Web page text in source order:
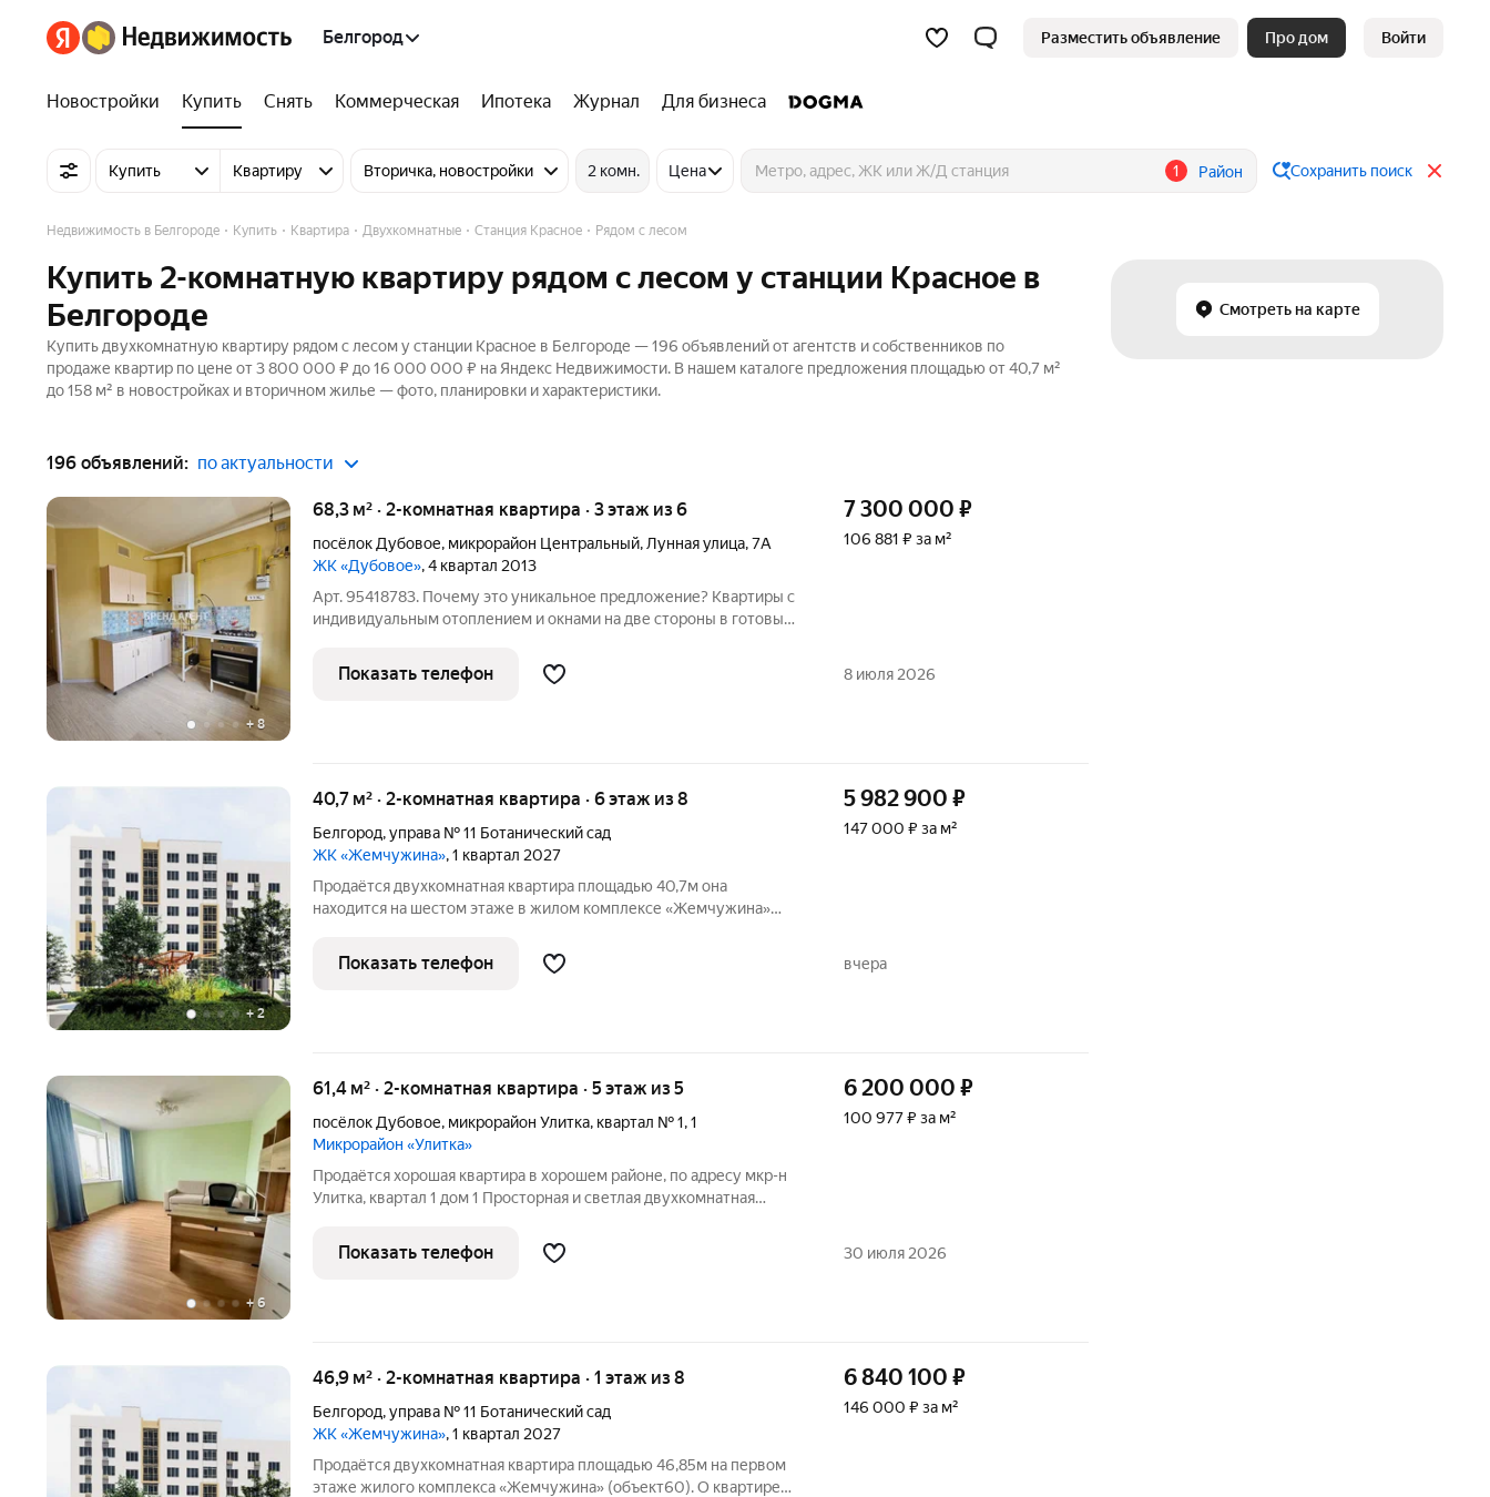
Белгород Разместить объявление Про дом Войти
Новостройки Купить Снять Коммерческая Ипотека Журнал Для бизнеса
Купить Квартиру Вторичка, новостройки 2 комн. Цена 1 Район Сохранить поиск
Смотреть на карте
Недвижимость в Белгороде Купить Квартира Двухкомнатные Станция Красное Рядом с лесом
Купить 2-комнатную квартиру рядом с лесом у станции Красное в
Белгороде
Купить двухкомнатную квартиру рядом с лесом у станции Красное в Белгороде — 196 объявлений от агентств и собственников по
продаже квартир по цене от 3 800 000 ₽ до 16 000 000 ₽ на Яндекс Недвижимости. В нашем каталоге предложения площадью от 40,7 м²
до 158 м² в новостройках и вторичном жилье — фото, планировки и характеристики.
196 объявлений: по актуальности
+ 8
68,3 м² · 2-комнатная квартира · 3 этаж из 6
посёлок Дубовое, микрорайон Центральный, Лунная улица,7А
ЖК «Дубовое», 4 квартал 2013
Арт. 95418783. Почему это уникальное предложение? Квартиры с
индивидуальным отоплением и окнами на две стороны в готовых
новостройки без отделки, либо типовые квартиры с окнами в одну
7 300 000 ₽
106 881 ₽ за м²
Показать телефон 8 июля 2026
+2
40,7 м² · 2-комнатная квартира · 6 этаж из 8
Белгород,управа № 11 Ботанический сад
ЖК «Жемчужина», 1 квартал 2027
Продаётся двухкомнатная квартира площадью 40,7м она
находится на шестом этаже в жилом комплексе «Жемчужина»
благодаря концепции «15минутного города» в районе есть
магазины, сервисы, спортивные
5 982 900 ₽
147 000 ₽ за м²
Показать телефон вчера
+ 6
61,4 м² · 2-комнатная квартира · 5 этаж из 5
посёлок Дубовое, микрорайон Улитка, квартал № 1,1
Микрорайон «Улитка»
Продаётся хорошая квартира в хорошем районе, по адресу мкр-н
Улитка, квартал 1 дом 1 Просторная и светлая двухкомнатная
пространство, где каждый день будет наполнен уютом и светом.
6 200 000 ₽
100 977 ₽ за м²
Показать телефон 30 июля 2026
46,9 м² · 2-комнатная квартира · 1 этаж из 8
Белгород,управа № 11 Ботанический сад
ЖК «Жемчужина», 1 квартал 2027
Продаётся двухкомнатная квартира площадью 46,85м на первом
этаже жилого комплекса «Жемчужина» (объект60). О квартире
6 840 100 ₽
146 000 ₽ за м²